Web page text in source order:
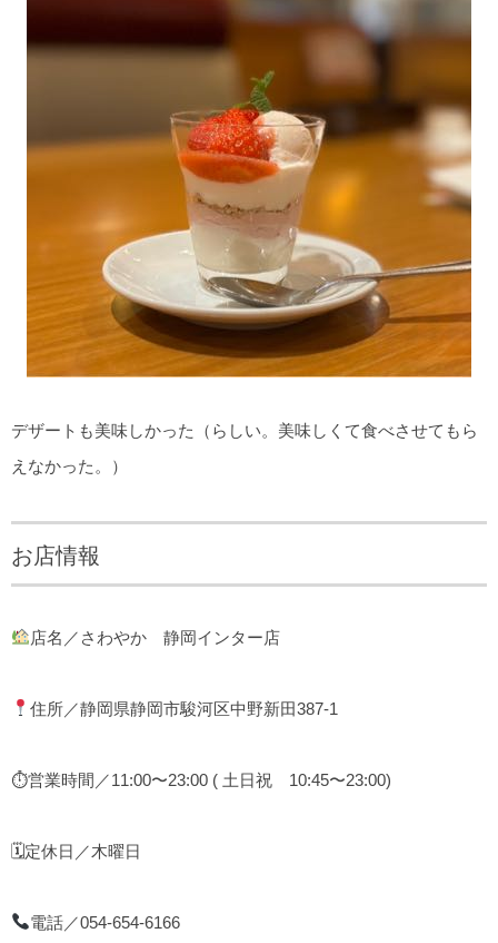
デザートも美味しかった（らしい。美味しくて食べさせてもら
えなかった。）
お店情報
店名／さわやか 静岡インター店
住所／静岡県静岡市駿河区中野新田387-1
⏱営業時間／11:00〜23:00 ( 土日祝 10:45〜23:00)
🗓定休日／木曜日
電話／054-654-6166